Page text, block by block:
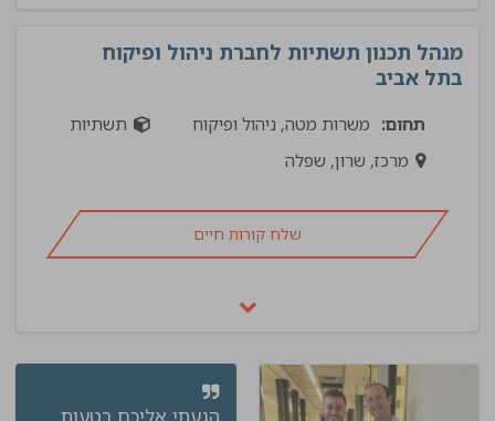
מנהל תכנון תשתיות לחברת ניהול ופיקוח
בתל אביב
תחום: משרות מטה, ניהול ופיקוח
תשתיות
מרכז, שרון, שפלה
שלח קורות חיים